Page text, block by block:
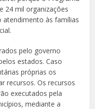
24 mil organizações
atendimento às famílias
pelo governo
estados. Caso
próprias os
recursos. Os recursos
executados pela
mediante a